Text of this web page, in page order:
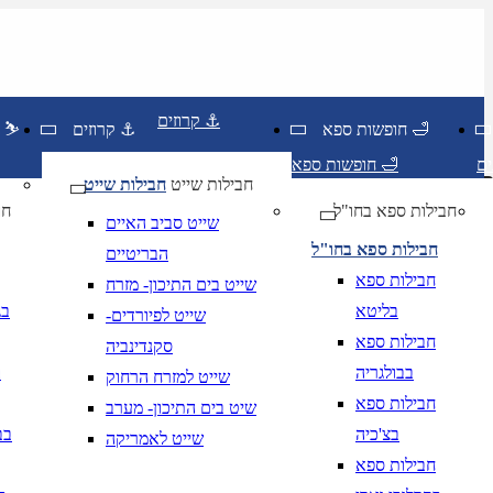
חופשות סקי ⛷️
קרוזים ⚓ קרוזים ⚓
חבילות שייט חבילות שייט
שייט סביב האיים
הבריטיים
שייט בים התיכון- מזרח
שייט לפיורדים-
סקנדינביה
שייט למזרח הרחוק
שיט בים התיכון- מערב
שייט לאמריקה
חופשות ספא 🛁
חופשות ספא 🛁
חבילות ספא בחו"ל
חבילות ספא בחו"ל
חבילות ספא
בליטא
חבילות ספא
בבולגריה
חבילות ספא
בצ'כיה
חבילות ספא
יום בשתי ספרות קו נטוי חודש בשתי ספרות קו נטוי שנה בשתי ספרות
יום בשתי ספרות קו נטוי חודש בשתי ספרות קו נטוי שנה בשתי ספרות